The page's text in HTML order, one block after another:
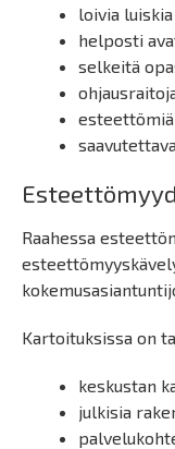
loivia
helposti
selkeitä
Raahessa
Kartoituksissa on
keskustan
julkisia